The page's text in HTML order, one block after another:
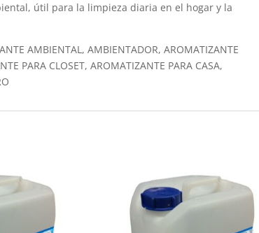
útil para la limpieza diaria en el hogar y la
AMBIENTAL, AMBIENTADOR, AROMATIZANTE
PARA CLOSET, AROMATIZANTE PARA CASA,